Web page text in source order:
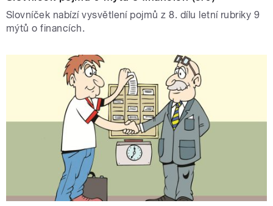
Slovníček nabízí vysvětlení pojmů z 8. dílu letní rubriky 9
mýtů o financích.